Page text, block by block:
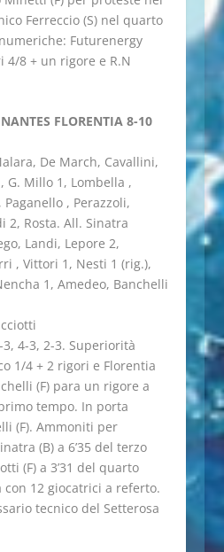
Ferreccio (S) nel quarto
Futurenergy
4/8 + un rigore e R.N
FLORENTIA 8-10
De March, Cavallini,
G. Millo 1, Lombella ,
, Perazzoli,
2, Rosta. All. Sinatra
Landi, Lepore 2,
, Vittori 1, Nesti 1 (rig.),
1, Amedeo, Banchelli
4-3, 2-3. Superiorità
1/4 + 2 rigori e Florentia
(F) para un rigore a
tempo. In porta
(F). Ammoniti per
(B) a 6’35 del terzo
(F) a 3’31 del quarto
con 12 giocatrici a referto.
tecnico del Setterosa